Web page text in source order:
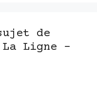
de
Ligne –